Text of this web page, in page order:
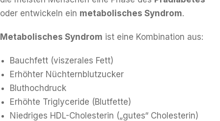
oder entwickeln ein metabolisches Syndrom.
Metabolisches Syndrom ist eine Kombination aus:
Bauchfett (viszerales Fett)
Erhöhter Nüchternblutzucker
Bluthochdruck
Erhöhte Triglyceride (Blutfette)
Niedriges HDL-Cholesterin („gutes“ Cholesterin)